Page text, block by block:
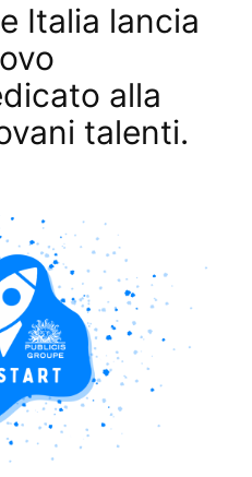
Italia lancia
alla
talenti.